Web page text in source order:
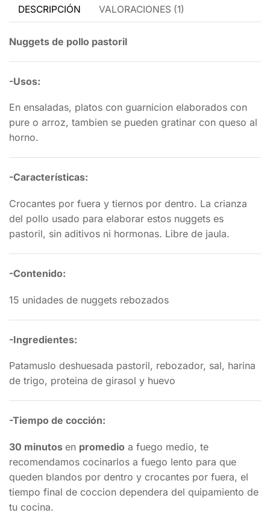
DESCRIPCIÓN VALORACIONES (1)
Nuggets de pollo pastoril
-Usos:
En ensaladas, platos con guarnicion elaborados con
pure o arroz, tambien se pueden gratinar con queso al
horno.
-Características:
Crocantes por fuera y tiernos por dentro. La crianza
del pollo usado para elaborar estos nuggets es
pastoril, sin aditivos ni hormonas. Libre de jaula.
-Contenido:
15 unidades de nuggets rebozados
-Ingredientes:
Patamuslo deshuesada pastoril, rebozador, sal, harina
de trigo, proteina de girasol y huevo
-Tiempo de cocción:
30 minutos en promedio a fuego medio, te
recomendamos cocinarlos a fuego lento para que
queden blandos por dentro y crocantes por fuera, el
tiempo final de coccion dependera del quipamiento de
tu cocina.